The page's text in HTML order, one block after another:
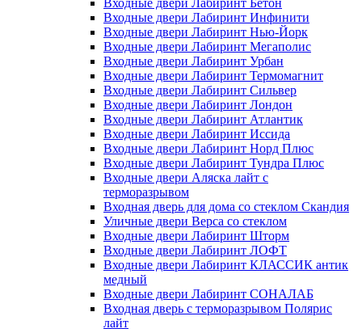
Входные двери Лабиринт Бетон
Входные двери Лабиринт Инфинити
Входные двери Лабиринт Нью-Йорк
Входные двери Лабиринт Мегаполис
Входные двери Лабиринт Урбан
Входные двери Лабиринт Термомагнит
Входные двери Лабиринт Сильвер
Входные двери Лабиринт Лондон
Входные двери Лабиринт Атлантик
Входные двери Лабиринт Иссида
Входные двери Лабиринт Норд Плюс
Входные двери Лабиринт Тундра Плюс
Входные двери Аляска лайт с
терморазрывом
Входная дверь для дома со стеклом Скандия
Уличные двери Верса со стеклом
Входные двери Лабиринт Шторм
Входные двери Лабиринт ЛОФТ
Входные двери Лабиринт КЛАССИК антик
медный
Входные двери Лабиринт СОНАЛАБ
Входная дверь с терморазрывом Полярис
лайт